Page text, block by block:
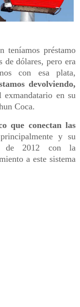
teníamos préstamo
de dólares, pero era
con esa plata,
devolviendo,
en su
Coca.
que conectan las
y su
de 2012 con la
a este sistema